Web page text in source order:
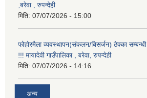
,बरेवा , रुपन्देही
मिति: 07/07/2026 - 15:00
फोहोरमैला व्यवस्थापन(संकलन/बिसर्जन) ठेक्का
!!! मायादेवी गाउँपालिका , बरेवा, रुपन्देही
मिति: 07/07/2026 - 14:16
अन्य